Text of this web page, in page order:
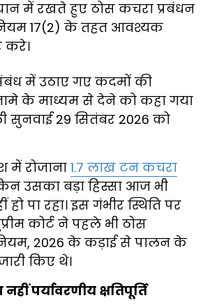
में रखते हुए ठोस कचरा प्रबंधन
17(2) के तहत आवश्यक
करे।
में उठाए गए कदमों की
के माध्यम से देने को कहा गया
सुनवाई 29 सितंबर 2026 को
में रोजाना 1.7 लाख टन कचरा
उसका बड़ा हिस्सा आज भी
पा रहा। इस गंभीर स्थिति पर
कोर्ट ने पहले भी ठोस
2026 के कड़ाई से पालन के
किए थे।
पर्यावरणीय क्षतिपूर्ति